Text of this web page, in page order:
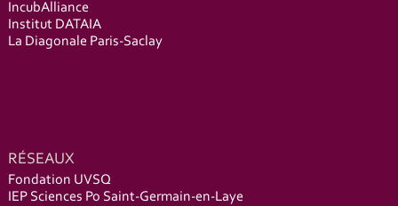
IncubAlliance
Institut DATAIA
La Diagonale Paris-Saclay
RÉSEAUX
Fondation UVSQ
IEP Sciences Po Saint-Germain-en-Laye